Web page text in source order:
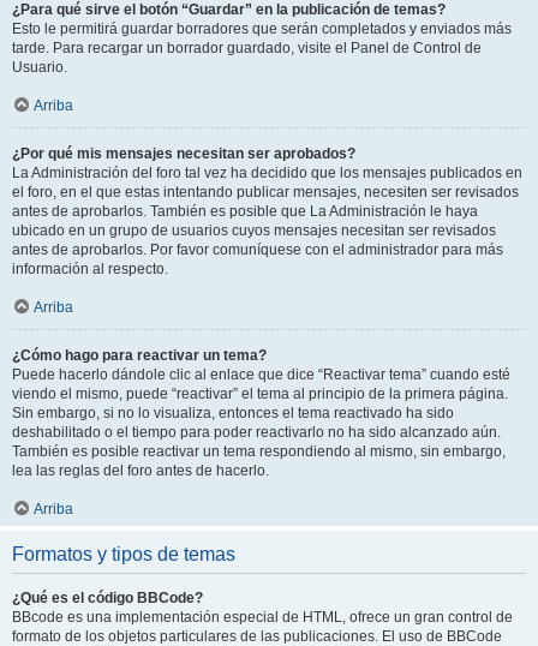
¿Para qué sirve el botón “Guardar” en la publicación de temas?
Esto le permitirá guardar borradores que serán completados y enviados más
tarde. Para recargar un borrador guardado, visite el Panel de Control de
Usuario.
Arriba
¿Por qué mis mensajes necesitan ser aprobados?
La Administración del foro tal vez ha decidido que los mensajes publicados en
el foro, en el que estas intentando publicar mensajes, necesiten ser revisados
antes de aprobarlos. También es posible que La Administración le haya
ubicado en un grupo de usuarios cuyos mensajes necesitan ser revisados
antes de aprobarlos. Por favor comuníquese con el administrador para más
información al respecto.
Arriba
¿Cómo hago para reactivar un tema?
Puede hacerlo dándole clic al enlace que dice “Reactivar tema” cuando esté
viendo el mismo, puede “reactivar” el tema al principio de la primera página.
Sin embargo, si no lo visualiza, entonces el tema reactivado ha sido
deshabilitado o el tiempo para poder reactivarlo no ha sido alcanzado aún.
También es posible reactivar un tema respondiendo al mismo, sin embargo,
lea las reglas del foro antes de hacerlo.
Arriba
Formatos y tipos de temas
¿Qué es el código BBCode?
BBcode es una implementación especial de HTML, ofrece un gran control de
formato de los objetos particulares de las publicaciones. El uso de BBCode